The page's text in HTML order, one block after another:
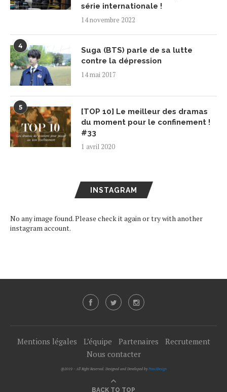
série internationale !
14 novembre 2022
4
Suga (BTS) parle de sa lutte
contre la dépression
14 mai 2017
5
[TOP 10] Le meilleur des dramas
du moment pour le confinement !
#33
1 avril 2020
INSTAGRAM
No any image found. Please check it again or try with another
instagram account.
Mentions légales L’équipe Partenaires
Recrutement
Nous contacter
@2019 - All Right Reserved. Designed and Developed by PenciDesign
BACK TO TOP